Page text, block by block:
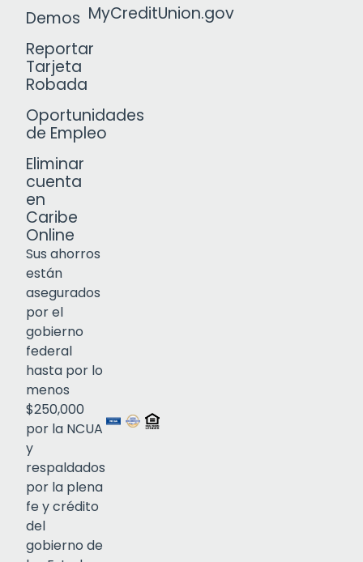
Demos
Reportar
Tarjeta
Robada
Oportunidades
de Empleo
Eliminar
cuenta
en
Caribe
Online
MyCreditUnion.gov
Sus ahorros
están
asegurados
por el
gobierno
federal
hasta por lo
menos
$250,000
por la NCUA
y
respaldados
por la plena
fe y crédito
del
gobierno de